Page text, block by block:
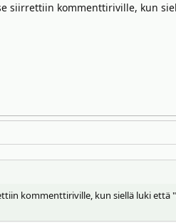
siirrettiin kommenttiriville, kun
kommenttiriville, kun siellä luki